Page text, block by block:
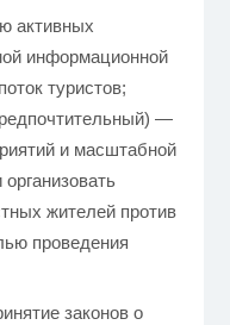
активных
информационной
туристов;
—
и масштабной
жителей против
проведения
законов о